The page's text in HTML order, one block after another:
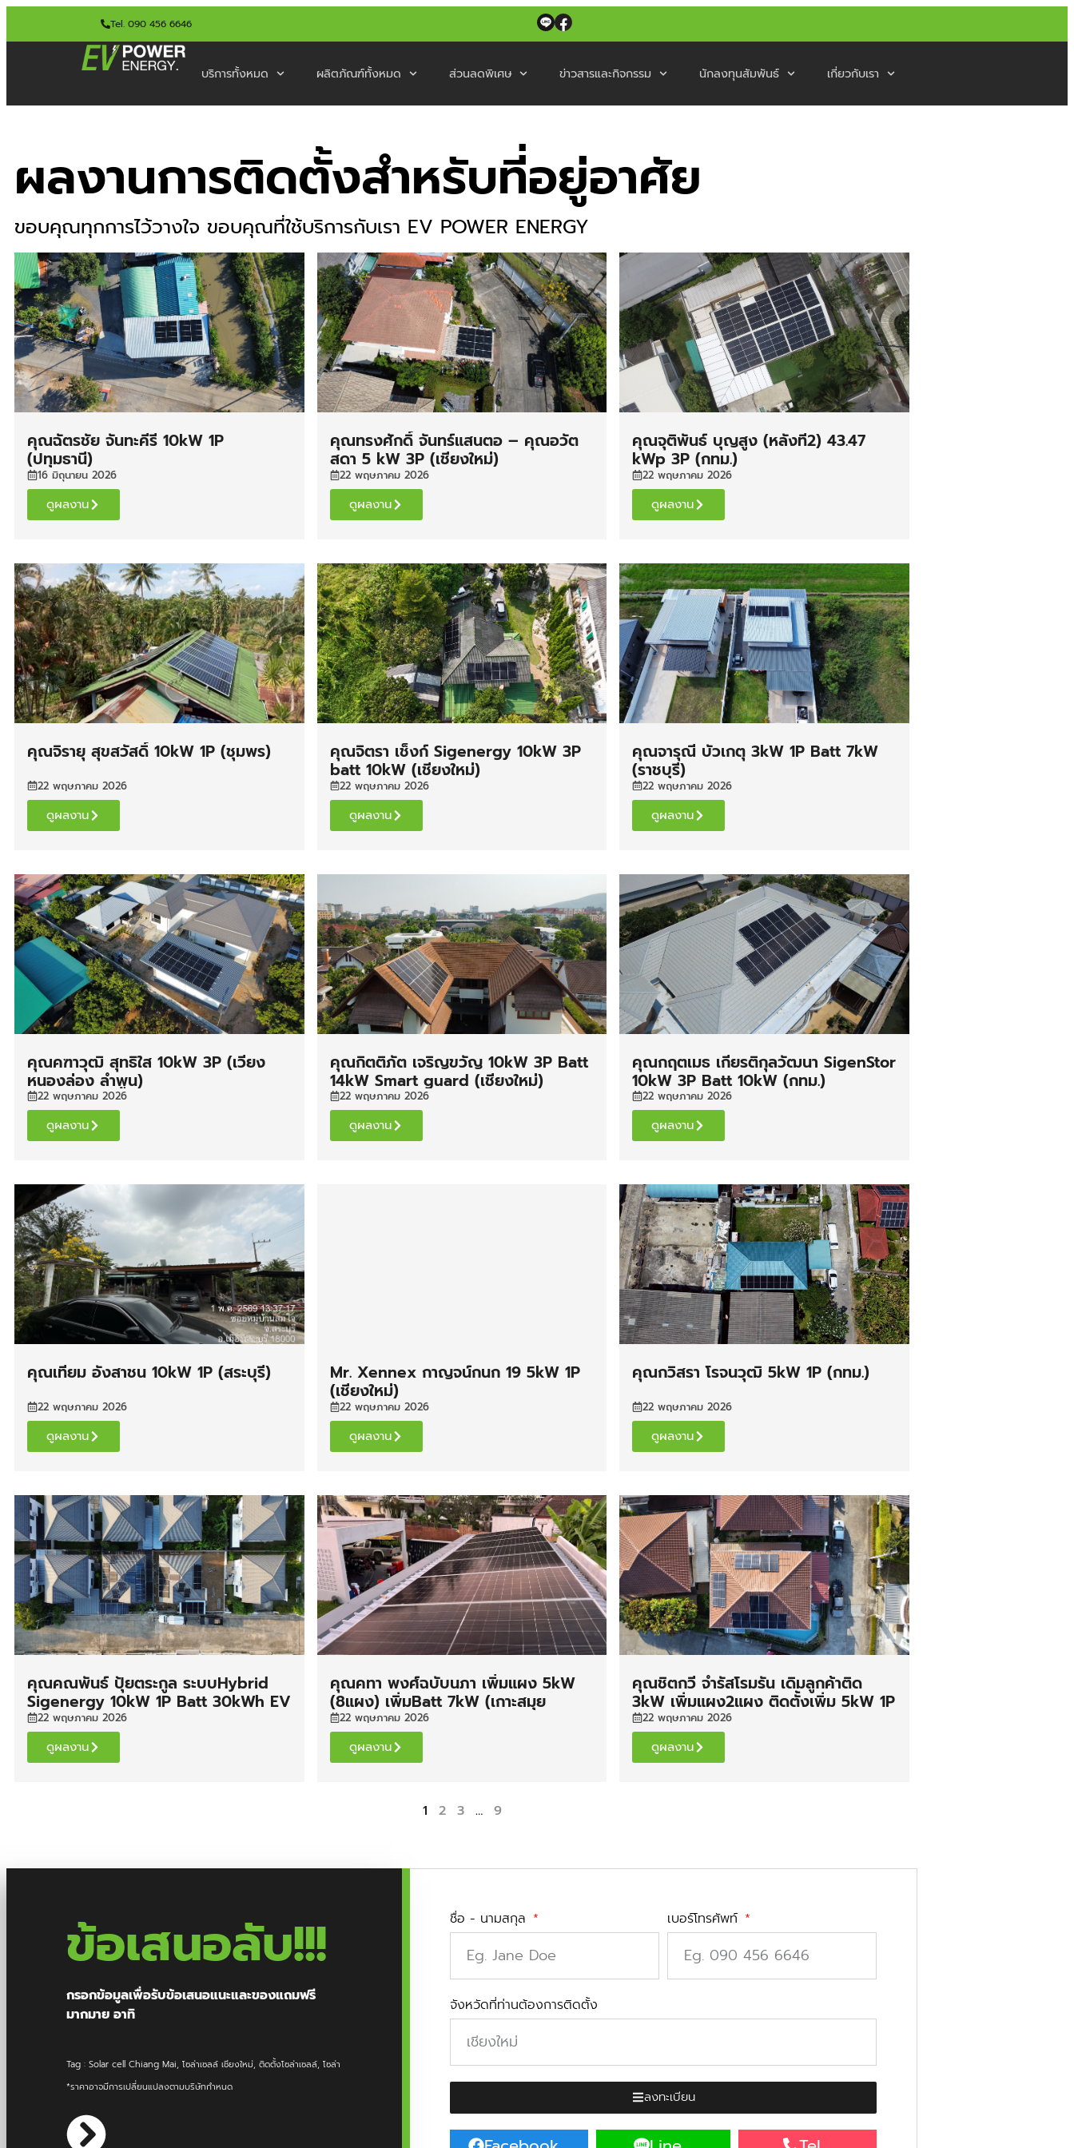
Tel. 090 456 6646
บริการทั้งหมด ผลิตภัณฑ์ทั้งหมด ส่วนลดพิเศษ ข่าวสารและกิจกรรม นักลงทุนสัมพันธ์ เกี่ยวกับเรา
ผลงานการติดตั้งสำหรับที่อยู่อาศัย
ขอบคุณทุกการไว้วางใจ ขอบคุณที่ใช้บริการกับเรา EV POWER ENERGY
คุณฉัตรชัย จันทะคีรี 10kW 1P
(ปทุมธานี)
16 มิถุนายน 2026
ดูผลงาน
คุณทรงศักดิ์ จันทร์แสนตอ – คุณอวัต
สดา 5 kW 3P (เชียงใหม่)
22 พฤษภาคม 2026
ดูผลงาน
คุณจุติพันธ์ บุญสูง (หลังที่2) 43.47
kWp 3P (กทม.)
22 พฤษภาคม 2026
ดูผลงาน
คุณจิรายุ สุขสวัสดิ์ 10kW 1P (ชุมพร)
22 พฤษภาคม 2026
ดูผลงาน
คุณจิตรา เช็งก์ Sigenergy 10kW 3P
batt 10kW (เชียงใหม่)
22 พฤษภาคม 2026
ดูผลงาน
คุณจารุณี บัวเกตุ 3kW 1P Batt 7kW
(ราชบุรี)
22 พฤษภาคม 2026
ดูผลงาน
คุณคฑาวุฒิ สุทธิใส 10kW 3P (เวียง
หนองล่อง ลำพูน)
22 พฤษภาคม 2026
ดูผลงาน
คุณกิตติภัต เจริญขวัญ 10kW 3P Batt
14kW Smart guard (เชียงใหม่)
22 พฤษภาคม 2026
ดูผลงาน
คุณกฤตเมธ เกียรติกุลวัฒนา SigenStor
10kW 3P Batt 10kW (กทม.)
22 พฤษภาคม 2026
ดูผลงาน
คุณเทียม อังสาชน 10kW 1P (สระบุรี)
22 พฤษภาคม 2026
ดูผลงาน
Mr. Xennex กาญจน์กนก 19 5kW 1P
(เชียงใหม่)
22 พฤษภาคม 2026
ดูผลงาน
คุณกวิสรา โรจนวุฒิ 5kW 1P (กทม.)
22 พฤษภาคม 2026
ดูผลงาน
คุณคณพันธ์ ปุ้ยตระกูล ระบบHybrid
Sigenergy 10kW 1P Batt 30kWh EV
DC Charging 25kW (นครปฐม)
22 พฤษภาคม 2026
ดูผลงาน
คุณคทา พงศ์ฉบับนภา เพิ่มแผง 5kW
(8แผง) เพิ่มBatt 7kW (เกาะสมุย
สุราษฎร์ธานี)
22 พฤษภาคม 2026
ดูผลงาน
คุณชิตกวี จำรัสโรมรัน เดิมลูกค้าติด
3kW เพิ่มแผง2แผง ติดตั้งเพิ่ม 5kW 1P
(เชียงใหม่)
22 พฤษภาคม 2026
ดูผลงาน
1 2 3 … 9
ข้อเสนอลับ!!!
กรอกข้อมูลเพื่อรับข้อเสนอแนะและของแถมฟรี
มากมาย อาทิ
Tag : Solar cell Chiang Mai, โซล่าเซลล์ เชียงใหม่, ติดตั้งโซล่าเซลล์, โซล่า
*ราคาอาจมีการเปลี่ยนแปลงตามบริษัทกำหนด
ชื่อ - นามสกุล เบอร์โทรศัพท์
จังหวัดที่ท่านต้องการติดตั้ง
ลงทะเบียน